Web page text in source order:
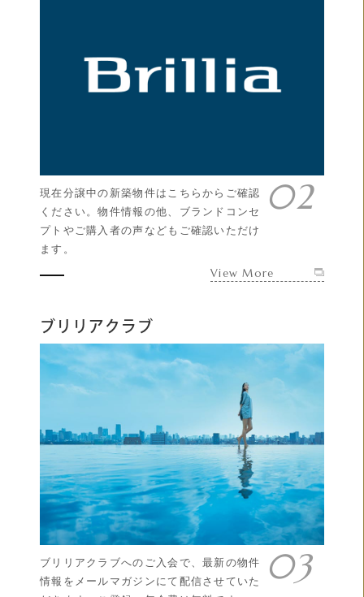
現在分譲中の新築物件はこちらからご確認
ください。物件情報の他、ブランドコンセ
プトやご購入者の声などもご確認いただけ
ます。
View More
ブリリアクラブ
ブリリアクラブへのご入会で、最新の物件
情報をメールマガジンにて配信させていた